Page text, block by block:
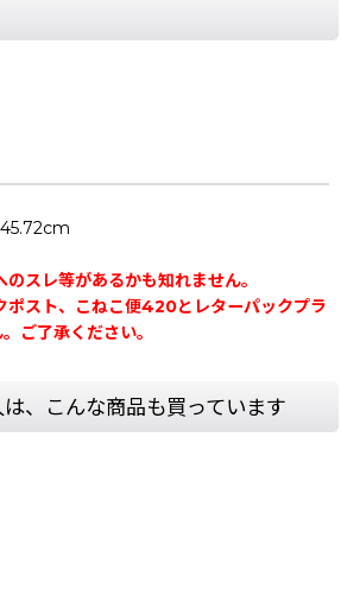
スレ等があるかも知れません。
スト、こねこ便420とレターパックプラ
ご了承ください。
、こんな商品も買っています